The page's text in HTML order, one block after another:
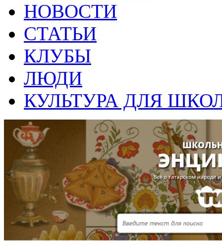
НОВОСТИ
СТАТЬИ
КЛУБЫ
ЛЮДИ
КУЛЬТУРА ДЛЯ